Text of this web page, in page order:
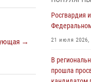
→
21 единицу
обеспечении
Росгвардия
21 июля 2026,
В
прошла